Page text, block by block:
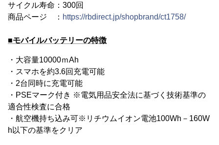
サイクル寿命：300回
商品ページ ： https://rbdirect.jp/shopbrand/ct1758/
■モバイルバッテリーの特徴
・大容量10000ｍAh
・スマホを約3.6回充電可能
・2台同時に充電可能
・PSEマーク付き ※電気用品安全法に基づく技術基準の
適合性検査に合格
・航空機持ち込み可※リチウムイオン電池100Wh－160W
h以下の基準をクリア